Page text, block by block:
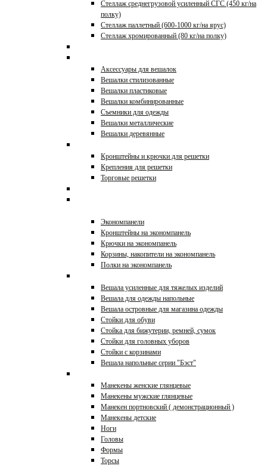
Стеллаж среднегрузовой усиленный СГС (450 кг/на
полку)
Стеллаж паллетный (600-1000 кг/на ярус)
Стеллаж хромированный (80 кг/на полку)
Аксессуары для вешалок
Вешалки стилизованные
Вешалки пластиковые
Вешалки комбинированные
Съемники для одежды
Вешалки металлические
Вешалки деревянные
Кронштейны и крючки для решетки
Крепления для решетки
Торговые решетки
Экономпанели
Кронштейны на экономпанель
Крючки на экономпанель
Корзины, накопители на экономпанель
Полки на экономпанель
Вешала усиленные для тяжелых изделий
Вешала для одежды напольные
Вешала островные для магазина одежды
Стойки для обуви
Стойка для бижутерии, ремней, сумок
Стойки для головных уборов
Стойки с корзинами
Вешала напольные серии "Бэст"
Манекены женские глянцевые
Манекены мужские глянцевые
Манекен портновский ( демонстрационный )
Манекены детские
Ноги
Головы
Формы
Торсы